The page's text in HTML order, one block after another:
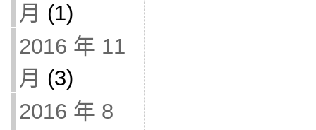
月 (1)
2016 年 11
月 (3)
2016 年 8